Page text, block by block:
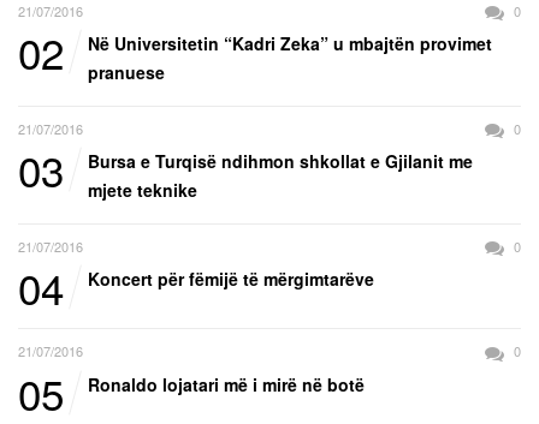
21/07/2016 0
02
Në Universitetin “Kadri Zeka” u mbajtën provimet
pranuese
21/07/2016 0
03
Bursa e Turqisë ndihmon shkollat e Gjilanit me
mjete teknike
21/07/2016 0
04 Koncert për fëmijë të mërgimtarëve
21/07/2016 0
05 Ronaldo lojatari më i mirë në botë